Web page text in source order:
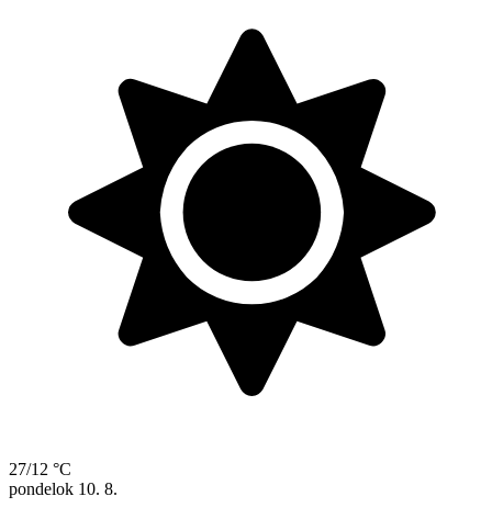
27/12 °C
pondelok 10. 8.